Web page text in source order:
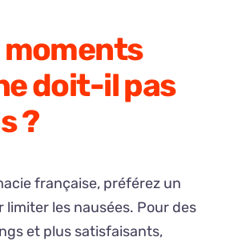
moments
doit-il pas
?
française, préférez un
limiter les nausées. Pour des
et plus satisfaisants,